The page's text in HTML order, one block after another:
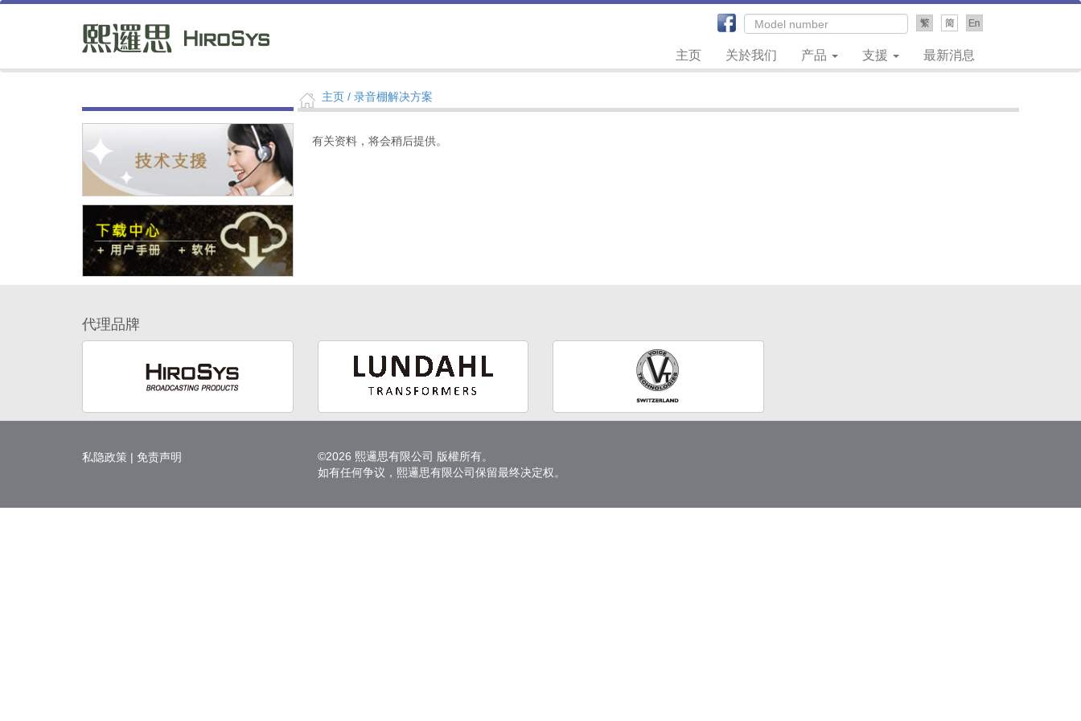
主页 关於我们 产品 支援 最新消息
主页 / 录音棚解决方案
有关资料，将会稍后提供。
代理品牌
私隐政策 | 免责声明
©2026 熙邏思有限公司 版權所有。
如有任何争议，熙邏思有限公司保留最终决定权。